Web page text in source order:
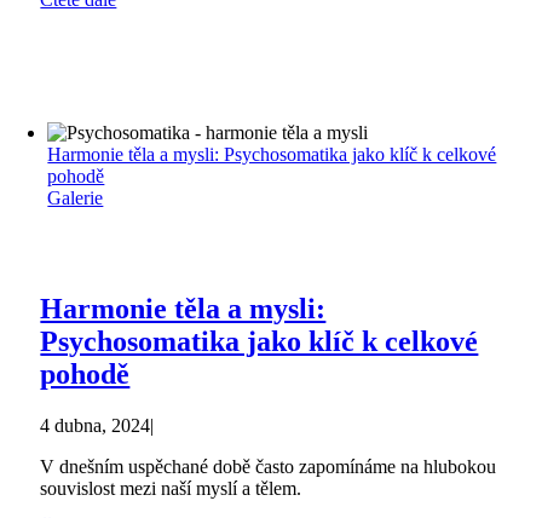
Harmonie těla a mysli: Psychosomatika jako klíč k celkové
pohodě
Galerie
Harmonie těla a mysli:
Psychosomatika jako klíč k celkové
pohodě
4 dubna, 2024|
V dnešním uspěchané době často zapomínáme na hlubokou
souvislost mezi naší myslí a tělem.